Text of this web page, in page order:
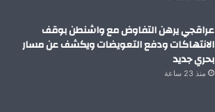
عراقجي يرهن التفاوض مع واشنطن بوقف
الانتهاكات ودفع التعويضات ويكشف عن مسار
بحري جديد
منذ 23 ساعة